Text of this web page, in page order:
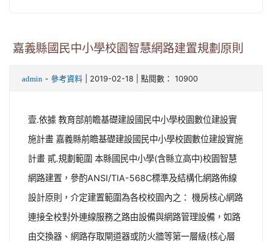
嘉義縣國民中小學校園智慧網路建置規劃原則
admin - 參考資料 | 2019-02-18 | 點閱數： 10900
壹.依據 教育部前瞻基礎建設國民中小學校園數位建設實
施計畫 嘉義縣前瞻基礎建設國民中小學校園數位建設實施
計畫 貳.規劃範圍 本縣國民中小學(含縣立高中)校園智慧
網路建置，參酌ANSI/TIA-568C標準及結構化網路佈線
設計原則，介定建置範圍為各校校園內之： 機房核心網路
連接全校對外連線服務之路由設備與網路管理設備，如路
由交換器、網路存取閘道器或防火牆等第一層級(核心層